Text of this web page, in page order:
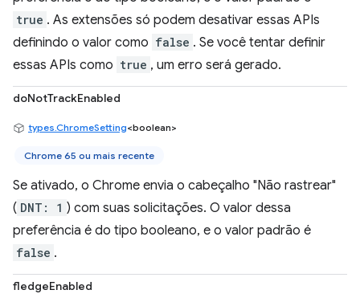
true . As extensões só podem desativar essas APIs
definindo o valor como false . Se você tentar definir
essas APIs como true , um erro será gerado.
doNotTrackEnabled
types.ChromeSetting<boolean>
Chrome 65 ou mais recente
Se ativado, o Chrome envia o cabeçalho "Não rastrear"
( DNT: 1 ) com suas solicitações. O valor dessa
preferência é do tipo booleano, e o valor padrão é
false .
fledgeEnabled